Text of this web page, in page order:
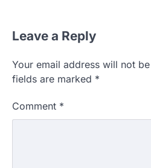
Leave a Reply
Your email address will not
fields are marked *
Comment *